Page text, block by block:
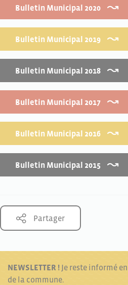
Bulletin Municipal 2020
Bulletin Municipal 2019
Bulletin Municipal 2018
Bulletin Municipal 2017
Bulletin Municipal 2016
Bulletin Municipal 2015
Partager
NEWSLETTER ! Je reste informé
de la commune.